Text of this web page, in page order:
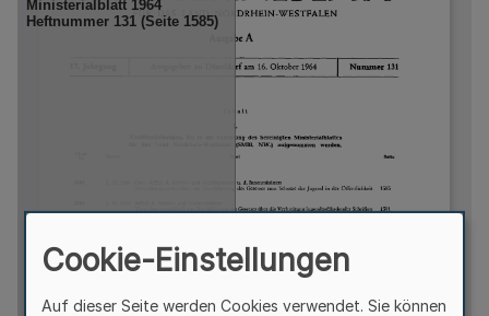
Cookie-Einstellungen
Auf dieser Seite werden Cookies verwendet. Sie können